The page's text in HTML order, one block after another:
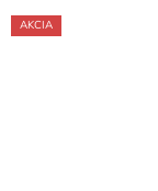
AKCIA